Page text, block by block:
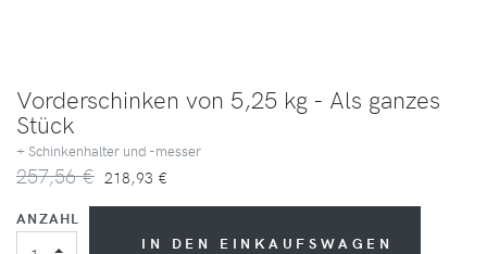
Vorderschinken von 5,25 kg - Als ganzes
Stück
+ Schinkenhalter und -messer
257,56 € 218,93 €
ANZAHL
IN DEN EINKAUFSWAGEN